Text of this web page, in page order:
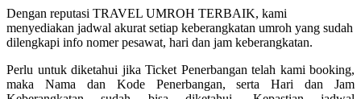
Dengan reputasi TRAVEL UMROH TERBAIK, kami
menyediakan jadwal akurat setiap keberangkatan umroh yang sudah
dilengkapi info nomer pesawat, hari dan jam keberangkatan.
Perlu untuk diketahui jika Ticket Penerbangan telah kami booking,
maka Nama dan Kode Penerbangan, serta Hari dan Jam